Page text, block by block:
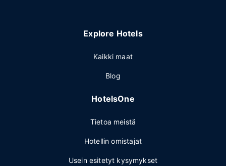
Explore Hotels
Kaikki maat
Blog
HotelsOne
Tietoa meistä
Hotellin omistajat
Usein esitetyt kysymykset